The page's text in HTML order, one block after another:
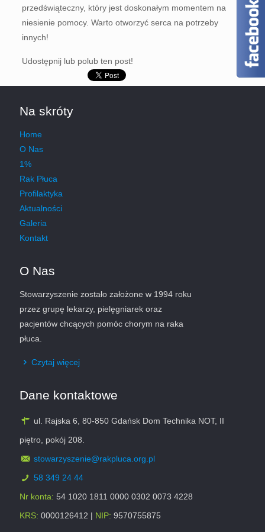
przedświąteczny, który jest doskonałym momentem na
niesienie pomocy. Warto otworzyć serca na potrzeby
innych!
Udostępnij lub polub ten post!
Na skróty
Home
O Nas
1%
Rak Płuca
Profilaktyka
Aktualności
Galeria
Kontakt
O Nas
Stowarzyszenie zostało założone w 1994 roku
przez grupę lekarzy, pielęgniarek oraz
pacjentów chcących pomóc chorym na raka
płuca.
Czytaj więcej
Dane kontaktowe
ul. Rajska 6, 80-850 Gdańsk Dom Technika NOT, II
piętro, pokój 208.
stowarzyszenie@rakpluca.org.pl
58 349 24 44
Nr konta: 54 1020 1811 0000 0302 0073 4228
KRS: 0000126412 | NIP: 9570755875